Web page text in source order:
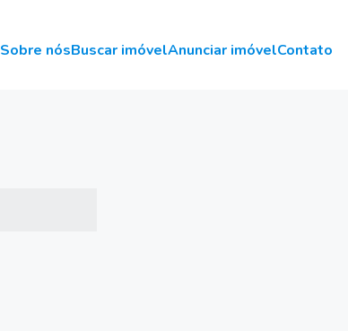
Sobre nósBuscar imóvelAnunciar imóvelContato